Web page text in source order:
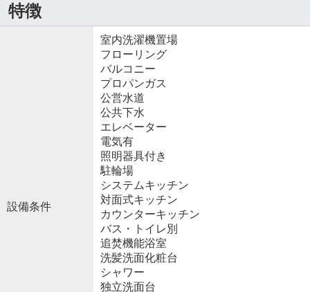
特徴
設備条件
室内洗濯機置場
フローリング
バルコニー
プロパンガス
公営水道
公共下水
エレベーター
電気有
照明器具付き
駐輪場
システムキッチン
対面式キッチン
カウンターキッチン
バス・トイレ別
追焚機能浴室
洗髪洗面化粧台
シャワー
独立洗面台